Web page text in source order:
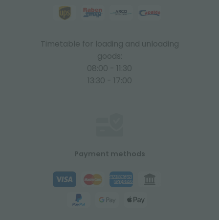
Timetable for loading and unloading
goods:
08:00 - 11:30
13:30 - 17:00
Payment methods